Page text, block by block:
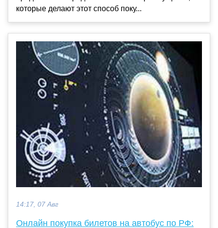
которые делают этот способ поку...
14:17, 07 Авг
Онлайн покупка билетов на автобус по РФ: